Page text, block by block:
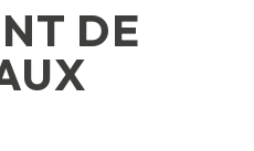
DE